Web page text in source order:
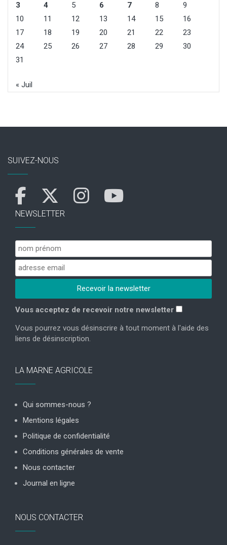
3
4 5 6 7 8
9
10
11 12 13 14 15
16
17
18 19 20 21 22
23
24
25 26 27 28 29
30
31
« Juil
SUIVEZ-NOUS
NEWSLETTER
Vous acceptez de recevoir notre newsletter
Vous pourrez vous désinscrire à tout moment à l'aide des
liens de désinscription.
LA MARNE AGRICOLE
Qui sommes-nous ?
Mentions légales
Politique de confidentialité
Conditions générales de vente
Nous contacter
Journal en ligne
NOUS CONTACTER